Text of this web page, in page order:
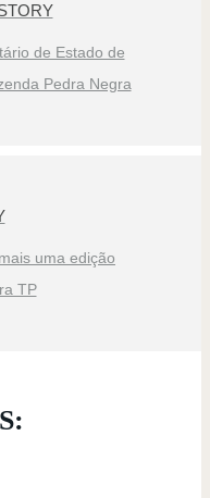
de Estado de
Pedra Negra
uma edição
TP